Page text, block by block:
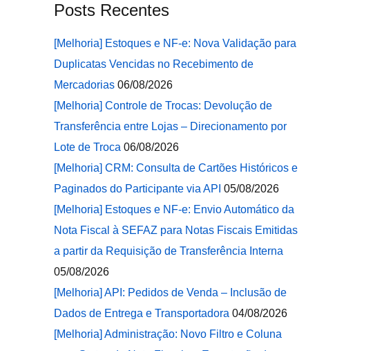
Posts Recentes
[Melhoria] Estoques e NF-e: Nova Validação para
Duplicatas Vencidas no Recebimento de
Mercadorias 06/08/2026
[Melhoria] Controle de Trocas: Devolução de
Transferência entre Lojas – Direcionamento por
Lote de Troca 06/08/2026
[Melhoria] CRM: Consulta de Cartões Históricos e
Paginados do Participante via API 05/08/2026
[Melhoria] Estoques e NF-e: Envio Automático da
Nota Fiscal à SEFAZ para Notas Fiscais Emitidas
a partir da Requisição de Transferência Interna
05/08/2026
[Melhoria] API: Pedidos de Venda – Inclusão de
Dados de Entrega e Transportadora 04/08/2026
[Melhoria] Administração: Novo Filtro e Coluna